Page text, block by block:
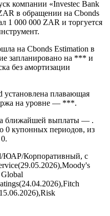
компании «Investec Bank
в обращении на Cbonds
1 000 000 ZAR и торгуется
на Cbonds Estimation в
запланировано на *** и
без амортизации
плавающая
на уровне — ***.
ближайшей выплаты — .
0 купонных периодов, из
ЮАР/Корпоративный, с